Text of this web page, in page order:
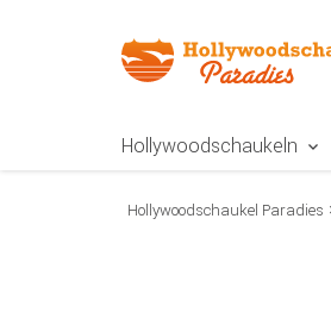
Hollywoodschaukeln
Hollywoodschaukel Paradies